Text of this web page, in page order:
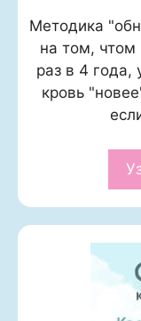
Методика
на том, чтом
раз в 4 года,
кровь